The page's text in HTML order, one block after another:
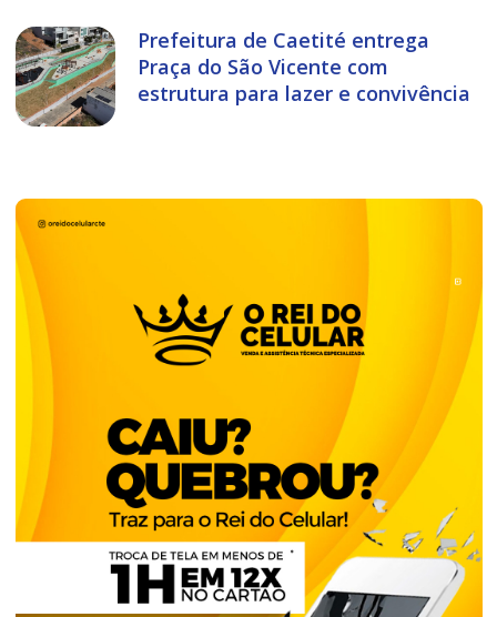
Prefeitura de Caetité entrega
Praça do São Vicente com
estrutura para lazer e convivência